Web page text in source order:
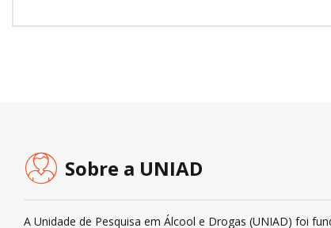
Sobre a UNIAD
A Unidade de Pesquisa em Álcool e Drogas (UNIAD) foi